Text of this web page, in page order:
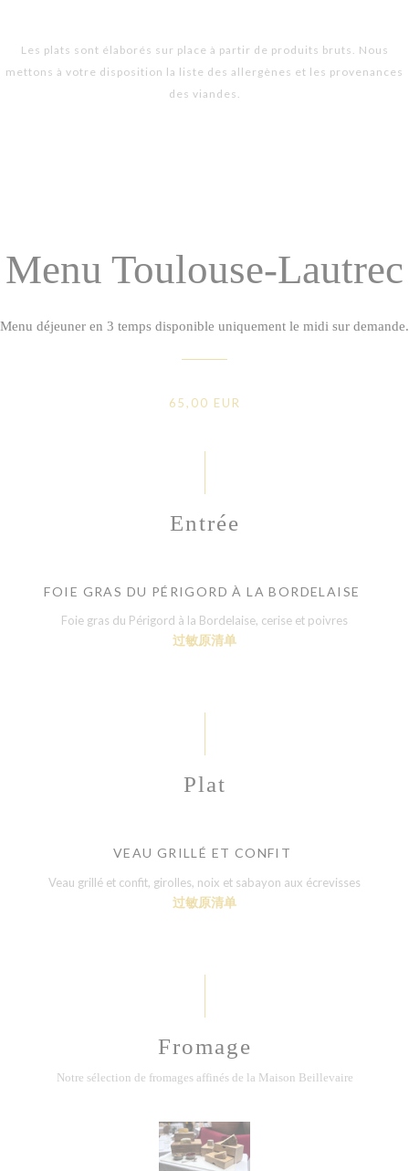
Les plats sont élaborés sur place à partir de produits bruts. Nous
mettons à votre disposition la liste des allergènes et les provenances
des viandes.
Menu Toulouse-Lautrec
Menu déjeuner en 3 temps disponible uniquement le midi sur demande.
65,00 EUR
Entrée
FOIE GRAS DU PÉRIGORD À LA BORDELAISE
Foie gras du Périgord à la Bordelaise, cerise et poivres
过敏原清单
Plat
VEAU GRILLÉ ET CONFIT
Veau grillé et confit, girolles, noix et sabayon aux écrevisses
过敏原清单
Fromage
Notre sélection de fromages affinés de la Maison Beillevaire